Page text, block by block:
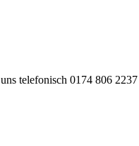
0174 806 2237